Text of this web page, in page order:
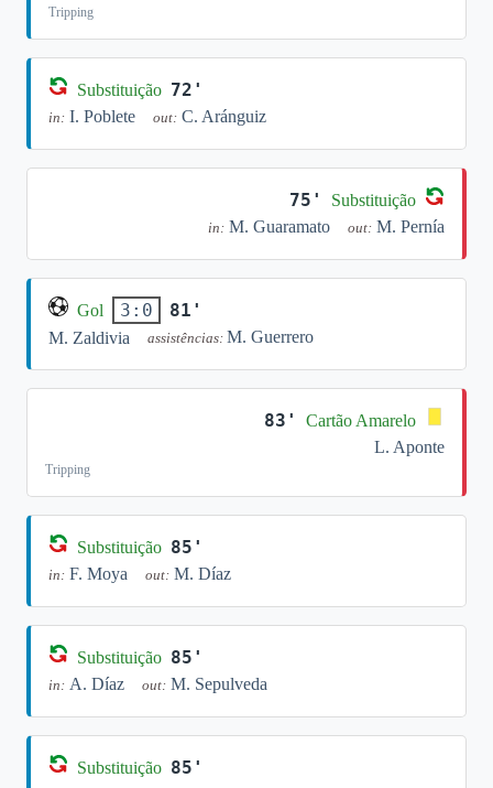
Tripping
Substituição 72'
in: I. Poblete out: C. Aránguiz
75' Substituição
in: M. Guaramato out: M. Pernía
Gol 3:0 81'
M. Zaldivia assistências: M. Guerrero
83'
Cartão Amarelo
L. Aponte
Tripping
Substituição 85'
in: F. Moya out: M. Díaz
Substituição 85'
in: A. Díaz out: M. Sepulveda
Substituição 85'